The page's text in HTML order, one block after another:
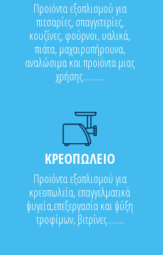
Προϊόντα εξοπλισμού για
πιτσαρίες, σπαγγετερίες,
κουζίνες, φούρνοι, υαλικά,
πιάτα, μαχαιροπήρουνα,
αναλώσιμα και προϊόντα μιας
χρήσης..........
ΚΡΕΟΠΩΛΕΙΟ
Προϊόντα εξοπλισμού για
κρεοπωλεία, επαγγελματικά
ψυγεία,επεξεργασία και ψύξη
τροφίμων, βιτρίνες........